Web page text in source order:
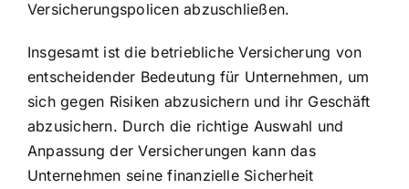
Versicherungspolicen abzuschließen.
Insgesamt ist die betriebliche Versicherung von
entscheidender Bedeutung für Unternehmen, um
sich gegen Risiken abzusichern und ihr Geschäft
abzusichern. Durch die richtige Auswahl und
Anpassung der Versicherungen kann das
Unternehmen seine finanzielle Sicherheit